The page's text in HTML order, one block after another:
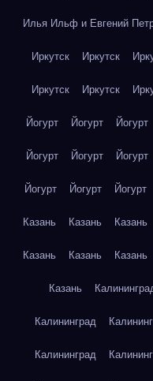
Илья Ильф и Евгений
Иркутск Иркутск
Иркутск Иркутск
Йогурт Йогурт Йогурт
Йогурт Йогурт Йогурт
Йогурт Йогурт Йогурт
Казань Казань Казань
Казань Казань Казань
Казань
Калининград
Калининград